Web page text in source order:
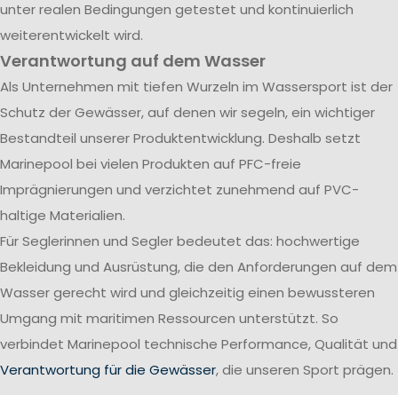
unter realen Bedingungen getestet und kontinuierlich
weiterentwickelt wird.
Verantwortung auf dem Wasser
Als Unternehmen mit tiefen Wurzeln im Wassersport ist der
Schutz der Gewässer, auf denen wir segeln, ein wichtiger
Bestandteil unserer Produktentwicklung. Deshalb setzt
Marinepool bei vielen Produkten auf PFC-freie
Imprägnierungen und verzichtet zunehmend auf PVC-
haltige Materialien.
Für Seglerinnen und Segler bedeutet das: hochwertige
Bekleidung und Ausrüstung, die den Anforderungen auf dem
Wasser gerecht wird und gleichzeitig einen bewussteren
Umgang mit maritimen Ressourcen unterstützt. So
verbindet Marinepool technische Performance, Qualität und
Verantwortung für die Gewässer, die unseren Sport prägen.